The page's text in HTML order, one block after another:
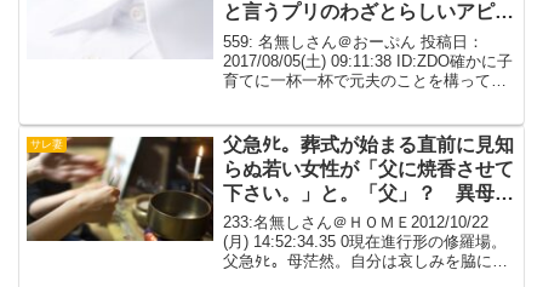
と言うプリのわざとらしいアピー
ルがきっかけ
559: 名無しさん＠おーぷん 投稿日：
2017/08/05(土) 09:11:38 ID:ZDO確かに子
育てに一杯一杯で元夫のことを構ってあ
の距離で双子（女の子ふたり...
サレ妻
父急ﾀﾋ。葬式が始まる直前に見知
らぬ若い女性が「父に焼香させて
下さい。」と。「父」？ 異母
妹？何？意味わかりませーん！
233:名無しさん＠ＨＯＭＥ2012/10/22
(月) 14:52:34.35 0現在進行形の修羅場。
父急ﾀﾋ。母茫然。自分は哀しみを脇に置